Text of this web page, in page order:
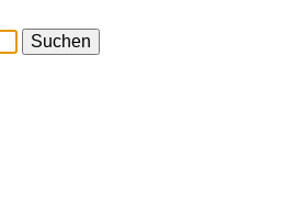
Suchen